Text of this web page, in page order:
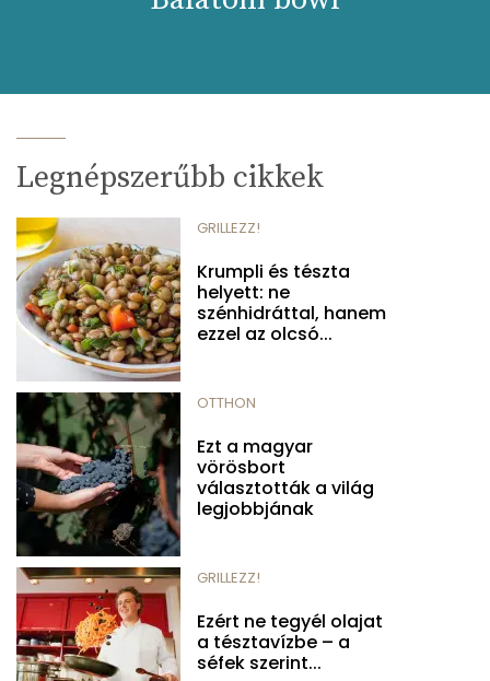
Legnépszerűbb cikkek
GRILLEZZ!
Krumpli és tészta
helyett: ne
szénhidráttal, hanem
ezzel az olcsó...
OTTHON
Ezt a magyar
vörösbort
választották a világ
legjobbjának
GRILLEZZ!
Ezért ne tegyél olajat
a tésztavízbe – a
séfek szerint...